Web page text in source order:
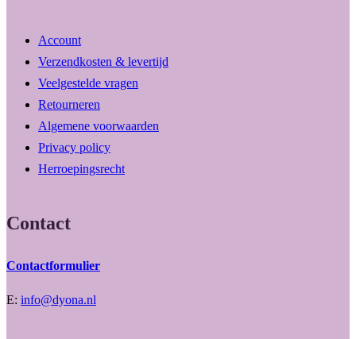
Account
Verzendkosten & levertijd
Veelgestelde vragen
Retourneren
Algemene voorwaarden
Privacy policy
Herroepingsrecht
Contact
Contactformulier
E: info@dyona.nl